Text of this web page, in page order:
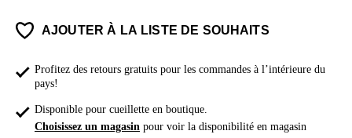
AJOUTER À LA LISTE DE SOUHAITS
Profitez des retours gratuits pour les commandes à l’intérieure du
pays!
Disponible pour cueillette en boutique.
Choisissez un magasin pour voir la disponibilité en magasin